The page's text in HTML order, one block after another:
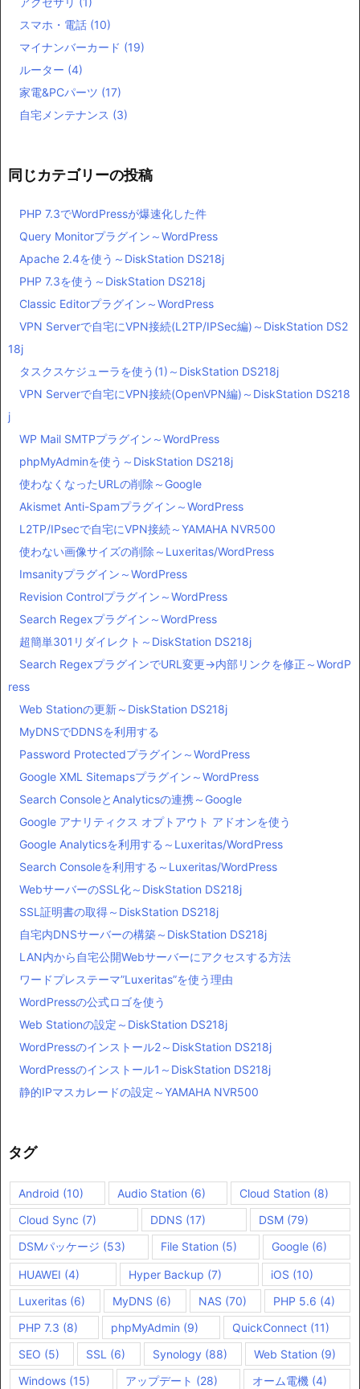
スマホ・電話 (10)
マイナンバーカード (19)
ルーター (4)
家電&PCパーツ (17)
自宅メンテナンス (3)
同じカテゴリーの投稿
PHP 7.3でWordPressが爆速化した件
Query Monitorプラグイン～WordPress
Apache 2.4を使う～DiskStation DS218j
PHP 7.3を使う～DiskStation DS218j
Classic Editorプラグイン～WordPress
VPN Serverで自宅にVPN接続(L2TP/IPSec編)～DiskStation DS2
18j
タスクスケジューラを使う(1)～DiskStation DS218j
VPN Serverで自宅にVPN接続(OpenVPN編)～DiskStation DS218
j
WP Mail SMTPプラグイン～WordPress
phpMyAdminを使う～DiskStation DS218j
使わなくなったURLの削除～Google
Akismet Anti-Spamプラグイン～WordPress
L2TP/IPsecで自宅にVPN接続～YAMAHA NVR500
使わない画像サイズの削除～Luxeritas/WordPress
Imsanityプラグイン～WordPress
Revision Controlプラグイン～WordPress
Search Regexプラグイン～WordPress
超簡単301リダイレクト～DiskStation DS218j
Search RegexプラグインでURL変更→内部リンクを修正～WordP
ress
Web Stationの更新～DiskStation DS218j
MyDNSでDDNSを利用する
Password Protectedプラグイン～WordPress
Google XML Sitemapsプラグイン～WordPress
Search ConsoleとAnalyticsの連携～Google
Google アナリティクス オプトアウト アドオンを使う
Google Analyticsを利用する～Luxeritas/WordPress
Search Consoleを利用する～Luxeritas/WordPress
WebサーバーのSSL化～DiskStation DS218j
SSL証明書の取得～DiskStation DS218j
自宅内DNSサーバーの構築～DiskStation DS218j
LAN内から自宅公開Webサーバーにアクセスする方法
ワードプレステーマ”Luxeritas”を使う理由
WordPressの公式ロゴを使う
Web Stationの設定～DiskStation DS218j
WordPressのインストール2～DiskStation DS218j
WordPressのインストール1～DiskStation DS218j
静的IPマスカレードの設定～YAMAHA NVR500
タグ
Android (10) Audio Station (6) Cloud Station (8)
Cloud Sync (7) DDNS (17) DSM (79)
DSMパッケージ (53) File Station (5) Google (6)
HUAWEI (4) Hyper Backup (7) iOS (10)
Luxeritas (6) MyDNS (6) NAS (70) PHP 5.6 (4)
PHP 7.3 (8) phpMyAdmin (9) QuickConnect(11)
SEO (5) SSL (6) Synology (88) Web Station (9)
Windows (15) アップデート (28) オーム電機 (4)